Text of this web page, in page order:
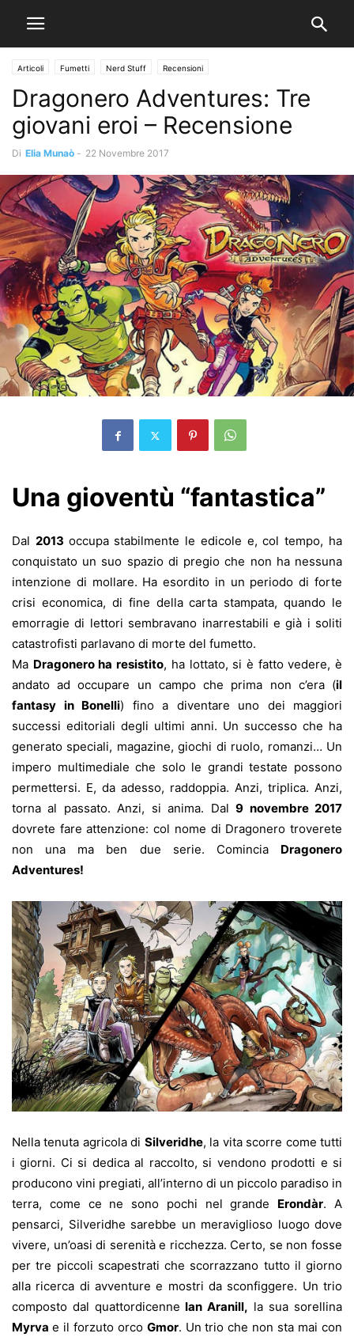
Articoli Fumetti Nerd Stuff Recensioni
Dragonero Adventures: Tre
giovani eroi – Recensione
Di Elia Munaò - 22 Novembre 2017
Una gioventù “fantastica”
Dal 2013 occupa stabilmente le edicole e, col tempo, ha
conquistato un suo spazio di pregio che non ha nessuna
intenzione di mollare. Ha esordito in un periodo di forte
crisi economica, di fine della carta stampata, quando le
emorragie di lettori sembravano inarrestabili e già i soliti
catastrofisti parlavano di morte del fumetto.
Ma Dragonero ha resistito, ha lottato, si è fatto vedere, è
andato ad occupare un campo che prima non c’era (il
fantasy in Bonelli) fino a diventare uno dei maggiori
successi editoriali degli ultimi anni. Un successo che ha
generato speciali, magazine, giochi di ruolo, romanzi… Un
impero multimediale che solo le grandi testate possono
permettersi. E, da adesso, raddoppia. Anzi, triplica. Anzi,
torna al passato. Anzi, si anima. Dal9 novembre 2017
dovrete fare attenzione: col nome di Dragonero troverete
non una ma ben due serie. Comincia Dragonero
Adventures!
Nella tenuta agricola di Silveridhe, la vita scorre come tutti
i giorni. Ci si dedica al raccolto, si vendono prodotti e si
producono vini pregiati, all’interno di un piccolo paradiso in
terra, come ce ne sono pochi nel grande Erondàr. A
pensarci, Silveridhe sarebbe un meraviglioso luogo dove
vivere, un’oasi di serenità e ricchezza. Certo, se non fosse
per tre piccoli scapestrati che scorrazzano tutto il giorno
alla ricerca di avventure e mostri da sconfiggere. Un trio
composto dal quattordicenne Ian Aranill, la sua sorellina
Myrva e il forzuto orco Gmor. Un trio che non sta mai con